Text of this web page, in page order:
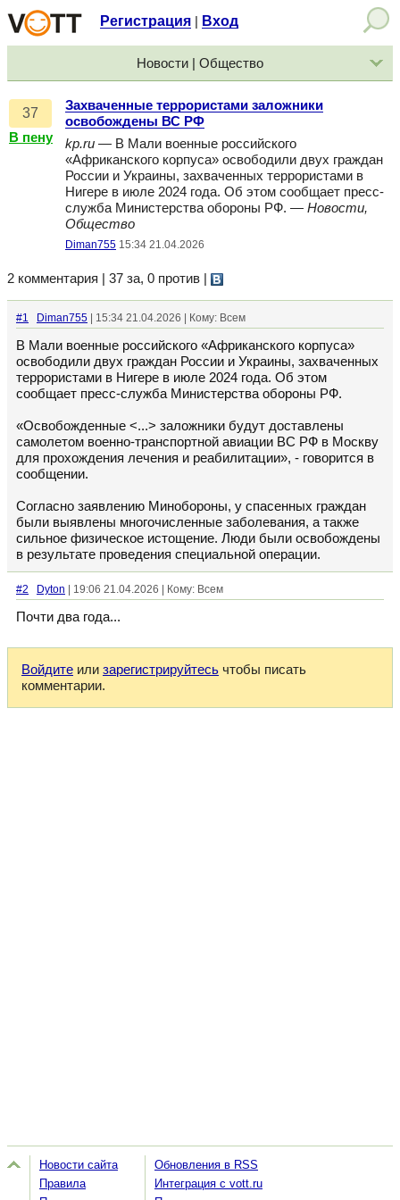
Регистрация Вход
Новости | Общество
37
В пену
Захваченные террористами заложники
освобождены ВС РФ
kp.ru — В Мали военные российского
«Африканского корпуса» освободили двух граждан
России и Украины, захваченных террористами в
Нигере в июле 2024 года. Об этом сообщает пресс-
служба Министерства обороны РФ. — Новости,
Общество
Diman755 15:34 21.04.2026
2 комментария | 37 за, 0 против
#1 Diman755 | 15:34 21.04.2026 | Кому: Всем
В Мали военные российского «Африканского корпуса»
освободили двух граждан России и Украины, захваченных
террористами в Нигере в июле 2024 года. Об этом
сообщает пресс-служба Министерства обороны РФ.
«Освобожденные <...> заложники будут доставлены
самолетом военно-транспортной авиации ВС РФ в Москву
для прохождения лечения и реабилитации», - говорится в
сообщении.
Согласно заявлению Минобороны, у спасенных граждан
были выявлены многочисленные заболевания, а также
сильное физическое истощение. Люди были освобождены
в результате проведения специальной операции.
#2 Dyton | 19:06 21.04.2026 | Кому: Всем
Почти два года...
Войдите или зарегистрируйтесь чтобы писать
комментарии.
Новости сайта
Правила
Обновления в RSS
Интеграция с vott.ru